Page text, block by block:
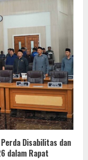
Perda Disabilitas dan
dalam Rapat